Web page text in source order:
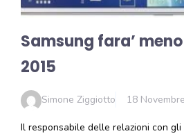
Samsung fara’
2015
Simone Ziggiotto 18
Il responsabile delle relazioni con